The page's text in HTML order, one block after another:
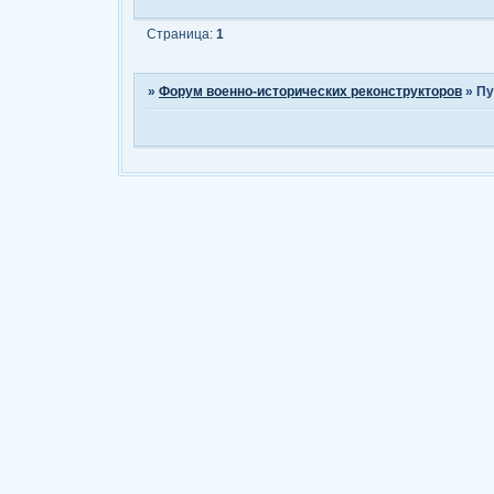
Страница:1
»Форум военно-исторических реконструкторов »